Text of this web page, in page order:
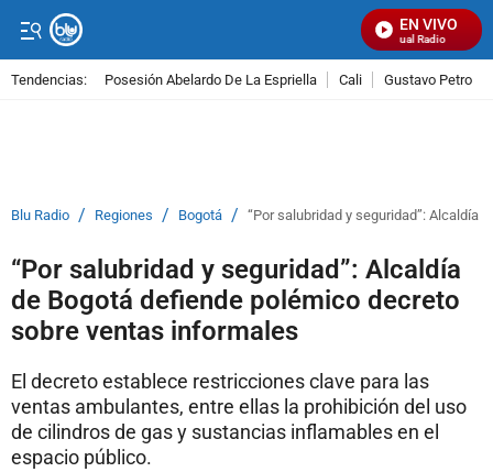
EN VIVO
Señal Visual Radio
Tendencias: Posesión Abelardo De La Espriella Cali Gustavo Petro
Blu Radio / Regiones / Bogotá / “Por salubridad y seguridad”: Alcaldía
“Por salubridad y seguridad”: Alcaldía
de Bogotá defiende polémico decreto
sobre ventas informales
El decreto establece restricciones clave para las
ventas ambulantes, entre ellas la prohibición del uso
de cilindros de gas y sustancias inflamables en el
espacio público.